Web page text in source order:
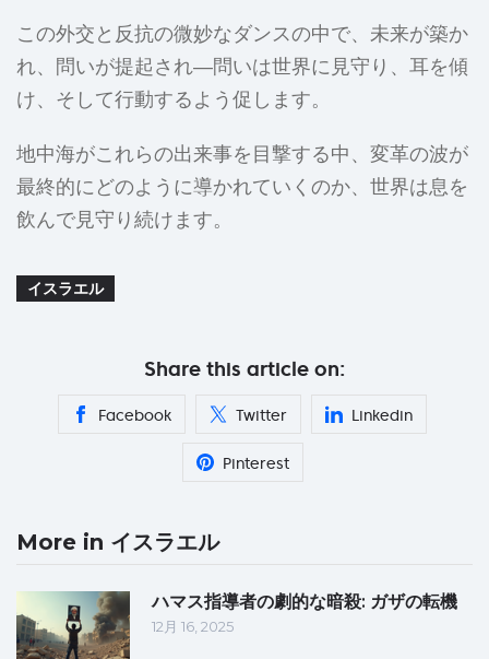
この外交と反抗の微妙なダンスの中で、未来が築か
れ、問いが提起され―問いは世界に見守り、耳を傾
け、そして行動するよう促します。
地中海がこれらの出来事を目撃する中、変革の波が
最終的にどのように導かれていくのか、世界は息を
飲んで見守り続けます。
イスラエル
Share this article on:
Facebook Twitter Linkedin
Pinterest
More in イスラエル
ハマス指導者の劇的な暗殺: ガザの転機
12月 16, 2025